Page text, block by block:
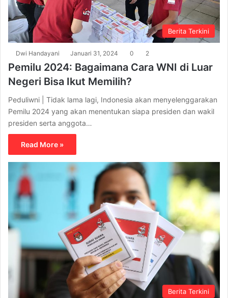
Berita Terkini
Dwi Handayani Januari 31, 2024 0 2
Pemilu 2024: Bagaimana Cara WNI di Luar
Negeri Bisa Ikut Memilih?
Peduliwni | Tidak lama lagi, Indonesia akan menyelenggarakan
Pemilu 2024 yang akan menentukan siapa presiden dan wakil
presiden serta anggota…
Read More »
Berita Terkini